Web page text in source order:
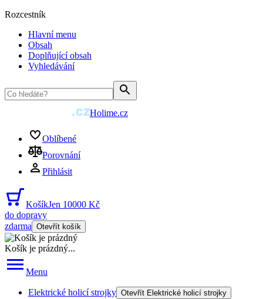
Rozcestník
Hlavní menu
Obsah
Doplňující obsah
Vyhledávání
Holime.cz
Oblíbené
Porovnání
Přihlásit
KošíkJen 10000 Kč
do dopravy
zdarma Otevřít košík
Košík je prázdný...
Menu
Elektrické holicí strojky Otevřít Elektrické holicí strojky